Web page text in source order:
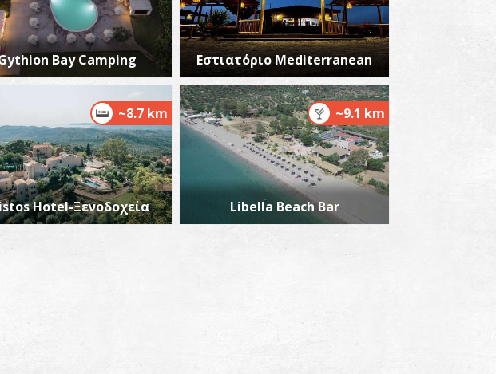
Παραλία Καλαμάκια
~4.4Km
Bay Camping Εστιατόριο Mediterranean
~8.7 km
Hotel-Ξενοδοχεία
~9.1 km
Libella Beach Bar